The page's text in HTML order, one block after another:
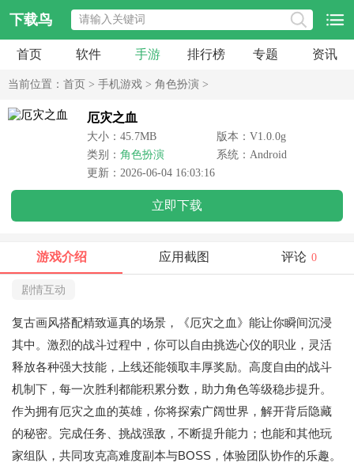
下载鸟
首页 软件 手游 排行榜 专题 资讯
当前位置： 首页 > 手机游戏 > 角色扮演 >
厄灾之血
大小：45.7MB
版本：V1.0.0g
类别： 角色扮演
系统：Android
更新：2026-06-04 16:03:16
立即下载
游戏介绍 应用截图 评论 0
剧情互动
复古画风搭配精致逼真的场景，《厄灾之血》能让你瞬间沉浸
其中。激烈的战斗过程中，你可以自由挑选心仪的职业，灵活
释放各种强大技能，上线还能领取丰厚奖励。高度自由的战斗
机制下，每一次胜利都能积累分数，助力角色等级稳步提升。
作为拥有厄灾之血的英雄，你将探索广阔世界，解开背后隐藏
的秘密。完成任务、挑战强敌，不断提升能力；也能和其他玩
家组队，共同攻克高难度副本与BOSS，体验团队协作的乐趣。